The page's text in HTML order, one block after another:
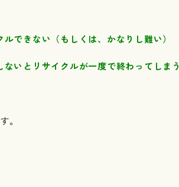
できない（もしくは、かなりし難い）
いとリサイクルが一度で終わってしまう
。